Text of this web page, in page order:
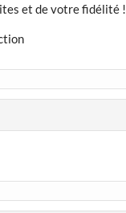
et de votre fidélité !